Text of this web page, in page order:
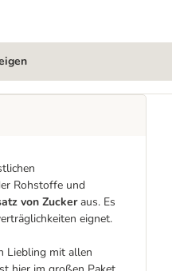
Rohstoffe und
von Zuckeraus. Es
eignet.
Liebling mit allen